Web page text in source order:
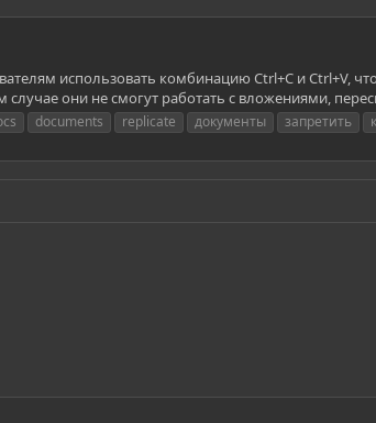
использовать комбинацию Ctrl+C и Ctrl+V,
случае они не смогут работать с вложениями,
documents replicate документы запретить